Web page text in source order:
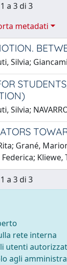
a 3 di 3
metadati
Silvia;
Silvia;
Grané,
a 3 di 3
rete interna
utenti
agli